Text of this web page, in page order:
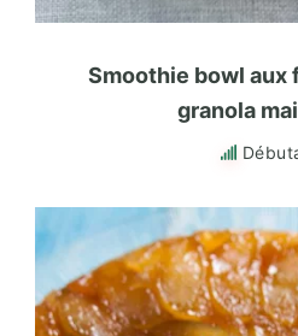
Smoothie bowl aux
granola